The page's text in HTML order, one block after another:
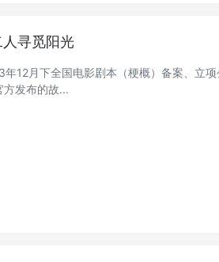
人寻觅阳光
12月下全国电影剧本（梗概）备案、立
方发布的故...